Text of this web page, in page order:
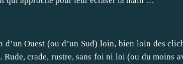
Ouest (ou d’un Sud) loin, bien loin des
Rude, crade, rustre, sans foi ni loi (ou du moins